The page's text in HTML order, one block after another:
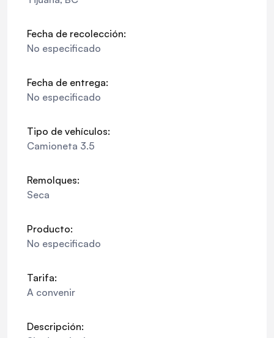
Fecha de recolección:
No especificado
Fecha de entrega:
No especificado
Tipo de vehículos:
Camioneta 3.5
Remolques:
Seca
Producto:
No especificado
Tarifa:
A convenir
Descripción: